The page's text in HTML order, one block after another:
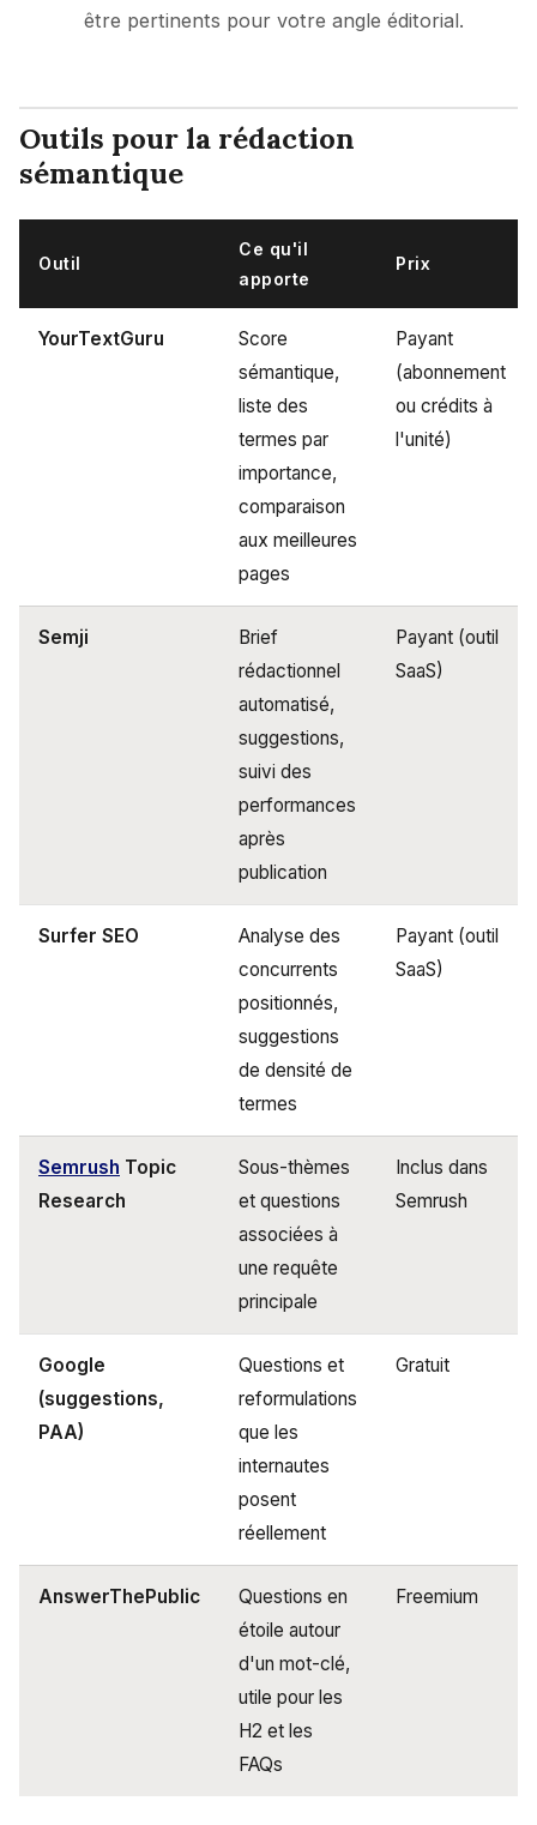
être pertinents pour votre angle éditorial.
Outils pour la rédaction
sémantique
Outil
Ce qu'il
apporte
Prix
YourTextGuru
Score
sémantique,
liste des
termes par
importance,
comparaison
aux meilleures
pages
Payant
(abonnement
ou crédits à
l'unité)
Semji
Brief
rédactionnel
automatisé,
suggestions,
suivi des
performances
après
publication
Payant (outil
SaaS)
Surfer SEO
Analyse des
concurrents
positionnés,
suggestions
de densité de
termes
Payant (outil
SaaS)
Semrush Topic
Research
Sous-thèmes
et questions
associées à
une requête
principale
Inclus dans
Semrush
Google
(suggestions,
PAA)
Questions et
reformulations
que les
internautes
posent
réellement
Gratuit
AnswerThePublic
Questions en
étoile autour
d'un mot-clé,
utile pour les
H2 et les
FAQs
Freemium